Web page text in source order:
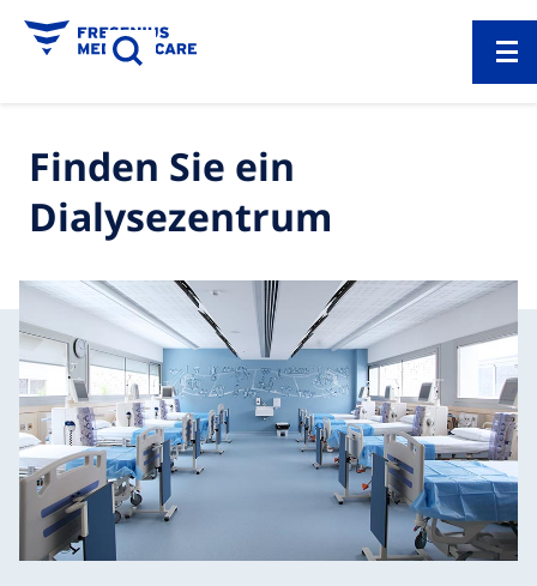
Finden Sie ein
Dialysezentrum